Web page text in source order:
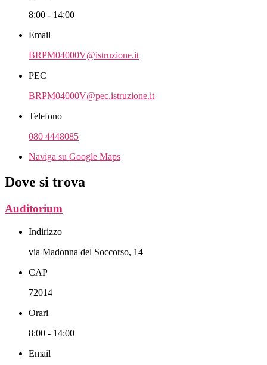
8:00 - 14:00
Email
BRPM04000V@istruzione.it
PEC
BRPM04000V@pec.istruzione.it
Telefono
080 4448085
Naviga su Google Maps
Dove si trova
Auditorium
Indirizzo
via Madonna del Soccorso, 14
CAP
72014
Orari
8:00 - 14:00
Email